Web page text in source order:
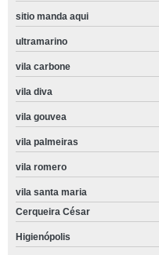
sitio manda aqui
ultramarino
vila carbone
vila diva
vila gouvea
vila palmeiras
vila romero
vila santa maria
Cerqueira César
Higienópolis